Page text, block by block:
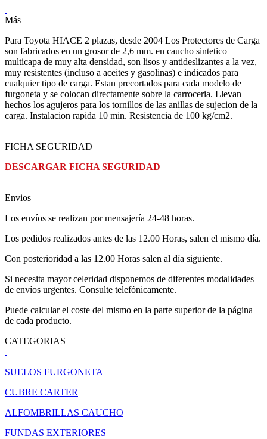
Más
Para Toyota HIACE 2 plazas, desde 2004 Los Protectores de Carga
son fabricados en un grosor de 2,6 mm. en caucho sintetico
multicapa de muy alta densidad, son lisos y antideslizantes a la vez,
muy resistentes (incluso a aceites y gasolinas) e indicados para
cualquier tipo de carga. Estan precortados para cada modelo de
furgoneta y se colocan directamente sobre la carroceria. Llevan
hechos los agujeros para los tornillos de las anillas de sujecion de la
carga. Instalacion rapida 10 min. Resistencia de 100 kg/cm2.
FICHA SEGURIDAD
DESCARGAR FICHA SEGURIDAD
Envios
Los envíos se realizan por mensajería 24-48 horas.
Los pedidos realizados antes de las 12.00 Horas, salen el mismo día.
Con posterioridad a las 12.00 Horas salen al día siguiente.
Si necesita mayor celeridad disponemos de diferentes modalidades
de envíos urgentes. Consulte telefónicamente.
Puede calcular el coste del mismo en la parte superior de la página
de cada producto.
CATEGORIAS
SUELOS FURGONETA
CUBRE CARTER
ALFOMBRILLAS CAUCHO
FUNDAS EXTERIORES